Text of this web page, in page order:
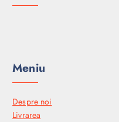
Meniu
Despre noi
Livrarea